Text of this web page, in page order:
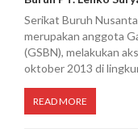
Serikat Buruh
merupakan anggota
(GSBN), melakukan
oktober 2013 di
READ MORE